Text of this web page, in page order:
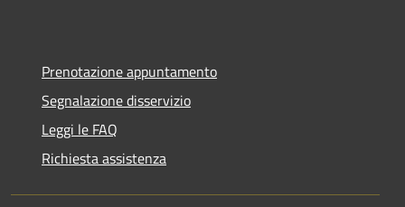
Prenotazione appuntamento
Segnalazione disservizio
Leggi le FAQ
Richiesta assistenza